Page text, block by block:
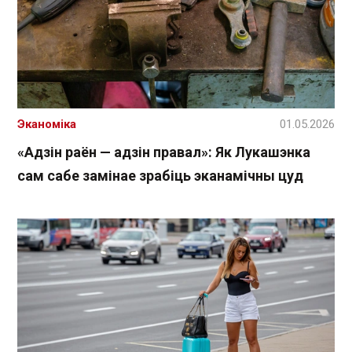
«Адзін раён — адзін правал»: Як Лукашэнка
сам сабе замінае зрабіць эканамічны цуд
Эканоміка 01.05.2026